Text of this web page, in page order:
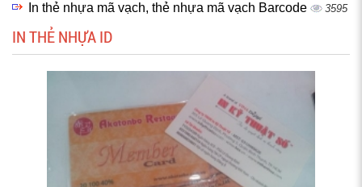
In thẻ nhựa mã vạch, thẻ nhựa mã vạch Barcode 3595
IN THẺ NHỰA ID